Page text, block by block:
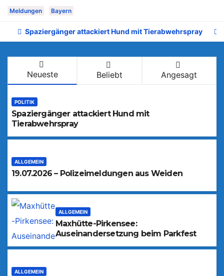
Meldungen Bayern
Spaziergänger attackiert Hund mit Tierabwehrspray
Neueste Beliebt Angesagt
POLITIK
Spaziergänger attackiert Hund mit
Tierabwehrspray
ALLGEMEIN
19.07.2026 – Polizeimeldungen aus Weiden
ALLGEMEIN
Maxhütte-Pirkensee:
Auseinandersetzung beim Parkfest
ALLGEMEIN